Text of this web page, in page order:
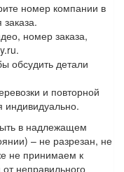
номер компании в
номер заказа,
обсудить детали
и повторной
индивидуально.
в надлежащем
– не разрезан, не
не принимаем к
неправильного